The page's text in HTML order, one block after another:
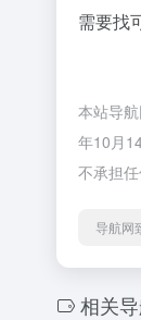
需要找
本站导
年10月
不承担任
导航网
相关